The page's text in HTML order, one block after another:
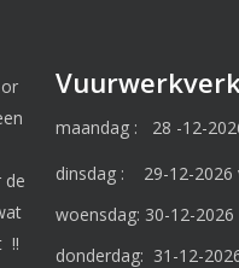
de
!!
maandag : 28 -12-
dinsdag : 29-12-2026
woensdag: 30-12-
donderdag: 31-12-